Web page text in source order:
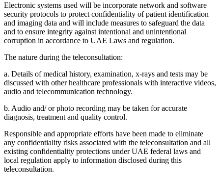
Electronic systems used will be incorporate network and software
security protocols to protect confidentiality of patient identification
and imaging data and will include measures to safeguard the data
and to ensure integrity against intentional and unintentional
corruption in accordance to UAE Laws and regulation.
The nature during the teleconsultation:
a. Details of medical history, examination, x-rays and tests may be
discussed with other healthcare professionals with interactive videos,
audio and telecommunication technology.
b. Audio and/ or photo recording may be taken for accurate
diagnosis, treatment and quality control.
Responsible and appropriate efforts have been made to eliminate
any confidentiality risks associated with the teleconsultation and all
existing confidentiality protections under UAE federal laws and
local regulation apply to information disclosed during this
teleconsultation.